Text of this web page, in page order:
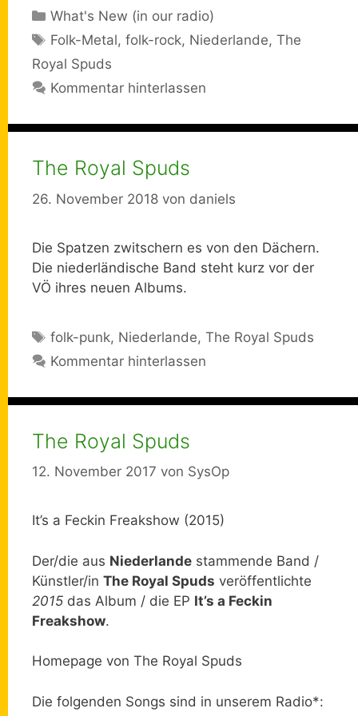
Kategorien
What's New (in our radio)
Schlagwörter
Folk-Metal,folk-rock, Niederlande,The
Royal Spuds
Kommentar hinterlassen
The Royal Spuds
26. November 2018 von daniels
Die Spatzen zwitschern es von den Dächern.
Die niederländische Band steht kurz vor der
VÖ ihres neuen Albums.
Schlagwörter
folk-punk, Niederlande,The Royal Spuds
Kommentar hinterlassen
The Royal Spuds
12. November 2017 von SysOp
It’s a Feckin Freakshow (2015)
Der/die aus Niederlande stammende Band /
Künstler/in The Royal Spuds veröffentlichte
2015 das Album / die EP It’s a Feckin
Freakshow.
Homepage von The Royal Spuds
Die folgenden Songs sind in unserem Radio*: